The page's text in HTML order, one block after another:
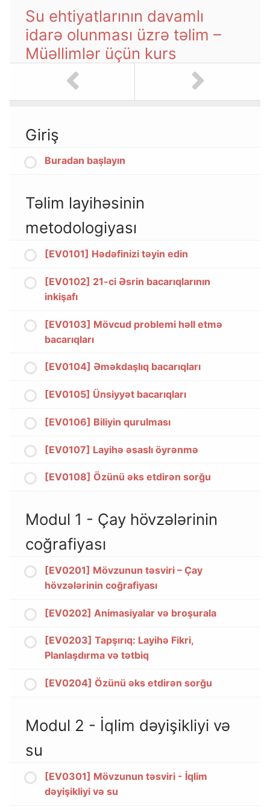
Su ehtiyatlarının davamlı
idarə olunması üzrə təlim –
Müəllimlər üçün kurs
Giriş
Buradan başlayın
Təlim layihəsinin
metodologiyası
[EV0101] Hədəfinizi təyin edin
[EV0102] 21-ci Əsrin bacarıqlarının
inkişafı
[EV0103] Mövcud problemi həll etmə
bacarıqları
[EV0104] Əməkdaşlıq bacarıqları
[EV0105] Ünsiyyət bacarıqları
[EV0106] Biliyin qurulması​
[EV0107] Layihə əsaslı öyrənmə
[EV0108] Özünü əks etdirən sorğu
Modul 1 - Çay hövzələrinin
coğrafiyası
[EV0201] Mövzunun təsviri – Çay
hövzələrinin coğrafiyası
[EV0202] Animasiyalar və broşurala
[EV0203] Tapşırıq: Layihə Fikri,
Planlaşdırma və tətbiq
[EV0204] Özünü əks etdirən sorğu
Modul 2 - İqlim dəyişikliyi və
su
[EV0301] Mövzunun təsviri - İqlim
dəyişikliyi və su